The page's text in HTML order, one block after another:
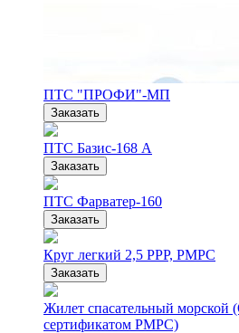
ПТС "ПРОФИ"-МП
Заказать
ПТС Базис-168 А
Заказать
ПТС Фарватер-160
Заказать
Круг легкий 2,5 РРР, РМРС
Заказать
Жилет спасательный морской
сертификатом РМРС)